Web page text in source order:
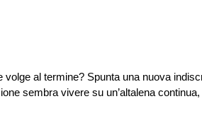
volge al termine? Spunta una nuova
sembra vivere su un’altalena